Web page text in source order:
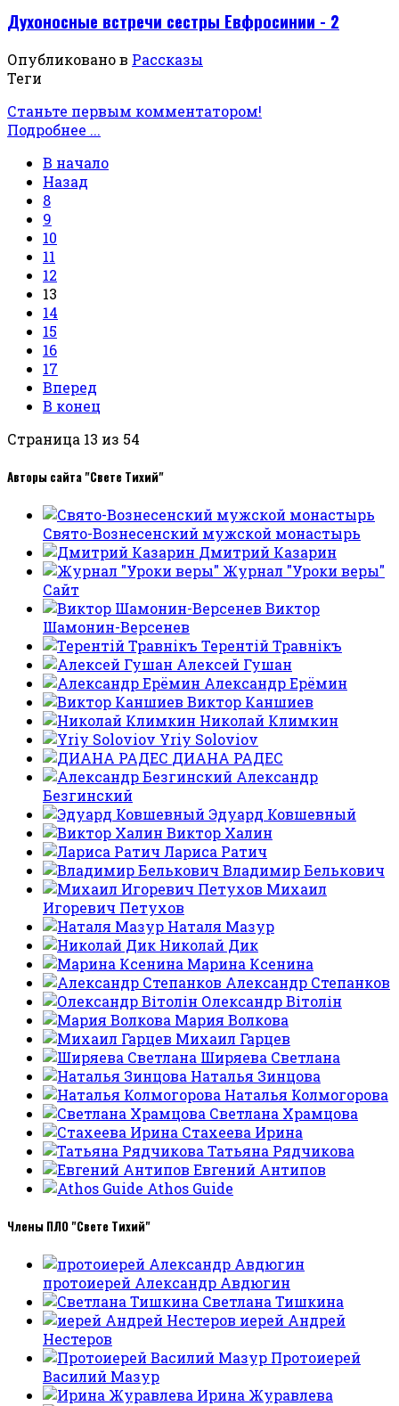
Духоносные встречи сестры Евфросинии - 2
Опубликовано в Рассказы
Теги
Станьте первым комментатором!
Подробнее ...
В начало
Назад
8
9
10
11
12
13
14
15
16
17
Вперед
В конец
Страница 13 из 54
Авторы сайта "Свете Тихий"
Свято-Вознесенский мужской монастырь
Дмитрий Казарин
Журнал "Уроки веры"
Сайт
Виктор
Шамонин-Версенев
Терентiй Травнiкъ
Алексей Гушан
Александр Ерёмин
Виктор Каншиев
Николай Климкин
Yriy Soloviov
ДИАНА РАДЕС
Александр
Безгинский
Эдуард Ковшевный
Виктор Халин
Лариса Ратич
Владимир Белькович
Михаил
Игоревич Петухов
Наталя Мазур
Николай Дик
Марина Ксенина
Александр Степанков
Олександр Вітолін
Мария Волкова
Михаил Гарцев
Ширяева Светлана
Наталья Зинцова
Наталья Колмогорова
Светлана Храмцова
Стахеева Ирина
Татьяна Рядчикова
Евгений Антипов
Athos Guide
Члены ПЛО "Свете Тихий"
протоиерей Александр Авдюгин
Светлана Тишкина
иерей Андрей
Нестеров
Протоиерей
Василий Мазур
Ирина Журавлева